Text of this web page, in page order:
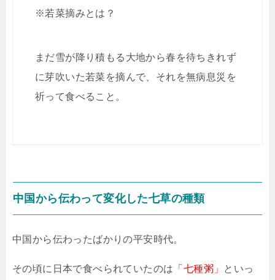
※若菜摘みとは？
まだ雪が降り積もる大地から春を待ちきれず
に芽吹いた若菜を摘んで、それを無病息災を
祈って食べること。
中国から伝わって変化した七草の種類
中国から伝わったばかりの平安時代。
その頃に日本で食べられていたのは 「七種粥」 といっ